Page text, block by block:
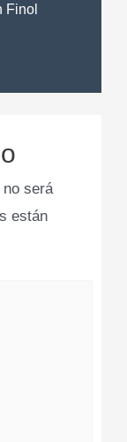
Finol
será
están